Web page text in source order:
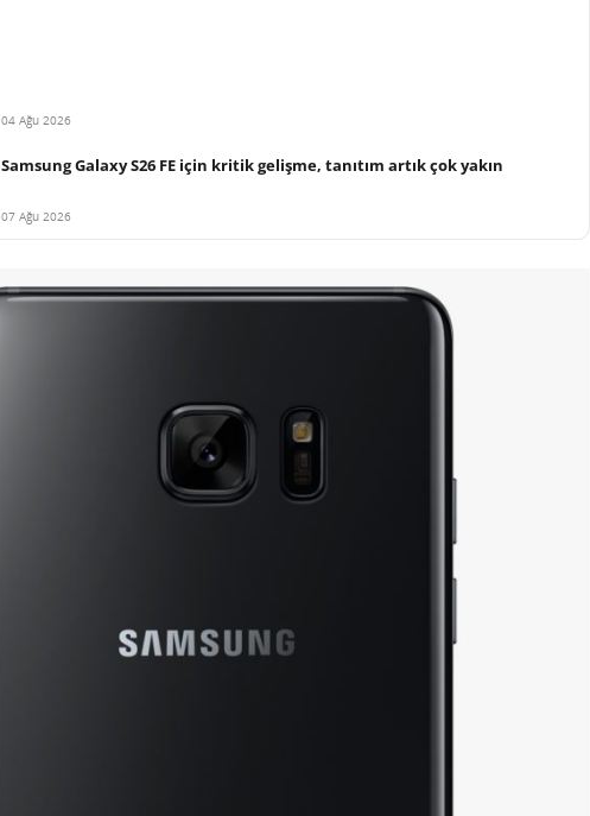
04 Ağu 2026
Samsung Galaxy S26 FE için kritik gelişme, tanıtım artık çok yakın
07 Ağu 2026